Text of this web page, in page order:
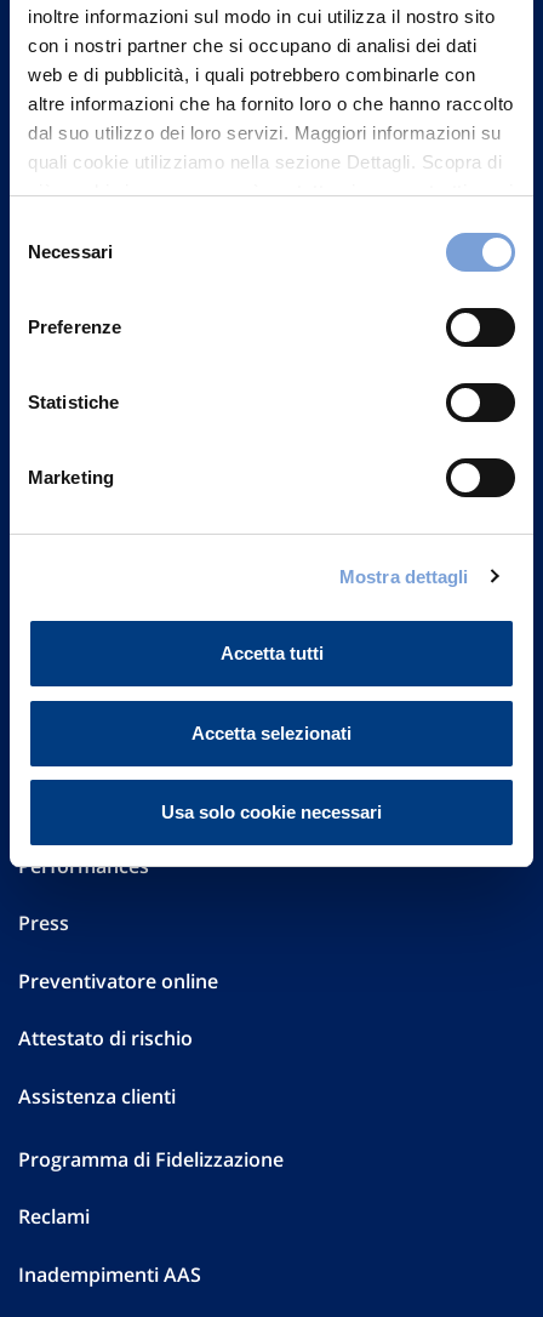
inoltre informazioni sul modo in cui utilizza il nostro sito
con i nostri partner che si occupano di analisi dei dati
web e di pubblicità, i quali potrebbero combinarle con
altre informazioni che ha fornito loro o che hanno raccolto
dal suo utilizzo dei loro servizi. Maggiori informazioni su
quali cookie utilizziamo nella sezione Dettagli. Scopra di
più su chi siamo, come può contattarci e come trattiamo i
può trovare nel footer del sito nella sezione "Informativa
delNecessari
Preferenze
Statistiche
Marketing
Mostra dettagli
Accetta tutti
Accetta selezionati
Usa solo cookie necessari
Contattaci
20149 Milano
Governance
Investor Relations
Performances
Press
Preventivatore online
Attestato di rischio
Assistenza clienti
Programma di Fidelizzazione
Reclami
Inadempimenti AAS